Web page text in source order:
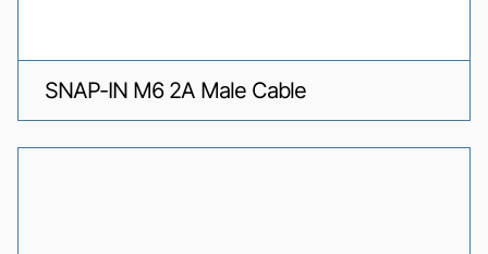
SNAP-IN M6 2A Male Cable